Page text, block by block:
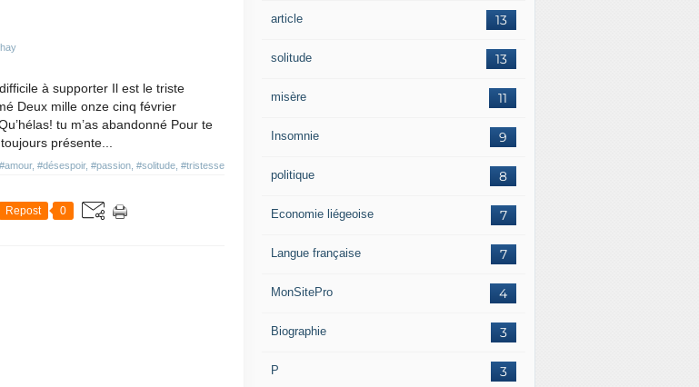
#amour, #désespoir, #passion #solitude #tristesse
à supporter Il est le triste
Deux mille onze cinq février
tu m’as abandonné Pour te
présente...
Repost 0
13
article
13
solitude
11
misère
9
Insomnie
8
politique
7
Economie liégeoise
7
Langue française
4
MonSitePro
3
Biographie
3
P